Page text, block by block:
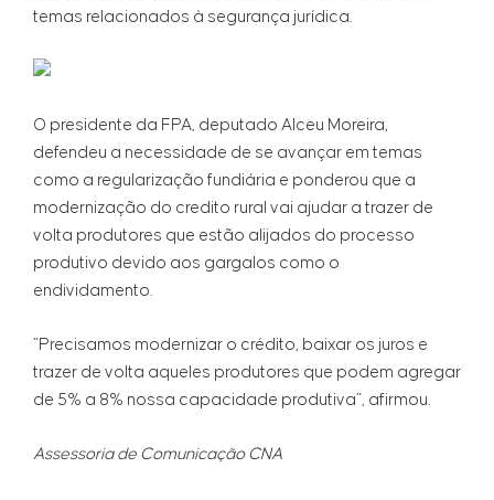
temas relacionados à segurança jurídica.
O presidente da FPA, deputado Alceu Moreira,
defendeu a necessidade de se avançar em temas
como a regularização fundiária e ponderou que a
modernização do credito rural vai ajudar a trazer de
volta produtores que estão alijados do processo
produtivo devido aos gargalos como o
endividamento.
“Precisamos modernizar o crédito, baixar os juros e
trazer de volta aqueles produtores que podem agregar
de 5% a 8% nossa capacidade produtiva”, afirmou.
Assessoria de Comunicação CNA